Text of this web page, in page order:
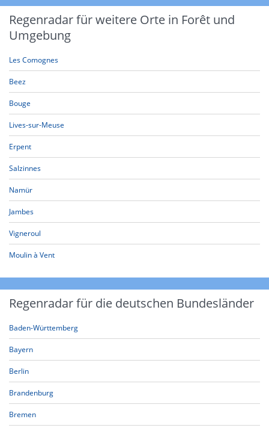
Regenradar für weitere Orte in Forêt und
Umgebung
Les Comognes
Beez
Bouge
Lives-sur-Meuse
Erpent
Salzinnes
Namür
Jambes
Vigneroul
Moulin à Vent
Regenradar für die deutschen Bundesländer
Baden-Württemberg
Bayern
Berlin
Brandenburg
Bremen